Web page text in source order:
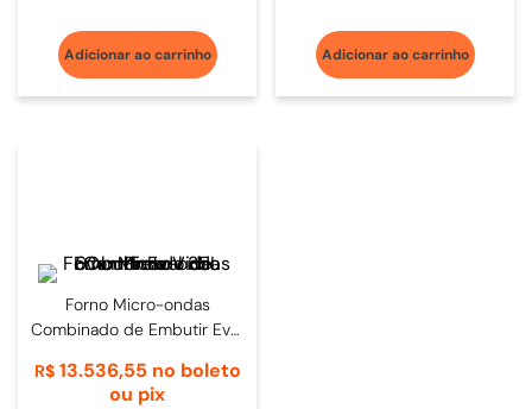
Adicionar ao carrinho Adicionar ao carrinho
Forno Micro-ondas
Combinado de Embutir Evol
R$ 13.536,55 no boleto
ou pix